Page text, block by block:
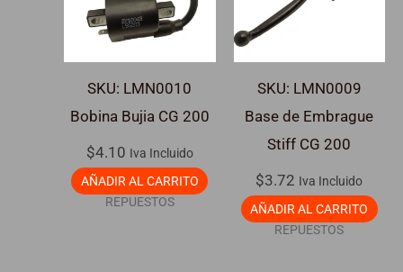
SKU: LMN0010
Bobina Bujia CG 200
$4.10 Iva Incluido
AÑADIR AL CARRITO
REPUESTOS
SKU: LMN0009
Base de Embrague
Stiff CG 200
$3.72 Iva Incluido
AÑADIR AL CARRITO
REPUESTOS